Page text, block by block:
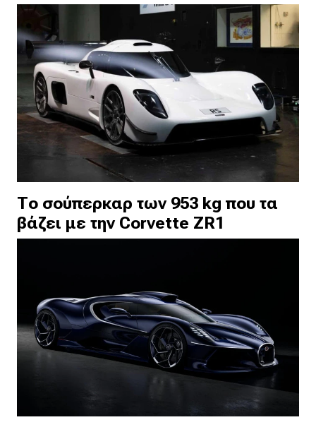
Το σούπερκαρ των 953 kg που τα
βάζει με την Corvette ZR1